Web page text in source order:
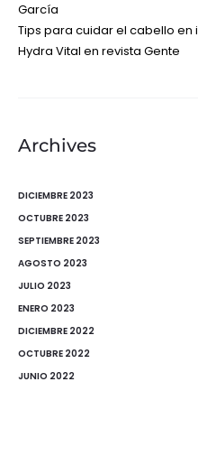
García
Tips para cuidar el cabello en
Hydra Vital en revista Gente
Archives
DICIEMBRE 2023
OCTUBRE 2023
SEPTIEMBRE 2023
AGOSTO 2023
JULIO 2023
ENERO 2023
DICIEMBRE 2022
OCTUBRE 2022
JUNIO 2022